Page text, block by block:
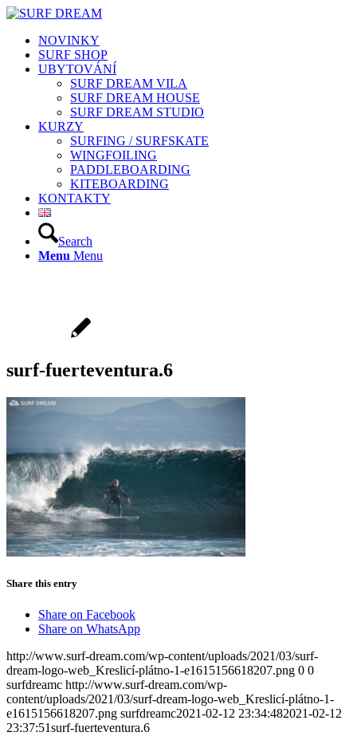
NOVINKY
SURF SHOP
UBYTOVÁNÍ
SURF DREAM VILA
SURF DREAM HOUSE
SURF DREAM STUDIO
KURZY
SURFING / SURFSKATE
WINGFOILING
PADDLEBOARDING
KITEBOARDING
KONTAKTY
Search
Menu Menu
surf-fuerteventura.6
Share this entry
Share on Facebook
Share on WhatsApp
http://www.surf-dream.com/wp-content/uploads/2021/03/surf-
dream-logo-web_Kreslicí-plátno-1-e1615156618207.png 0 0
surfdreamc http://www.surf-dream.com/wp-
content/uploads/2021/03/surf-dream-logo-web_Kreslicí-plátno-1-
e1615156618207.png surfdreamc2021-02-12 23:34:482021-02-12
23:37:51surf-fuerteventura.6